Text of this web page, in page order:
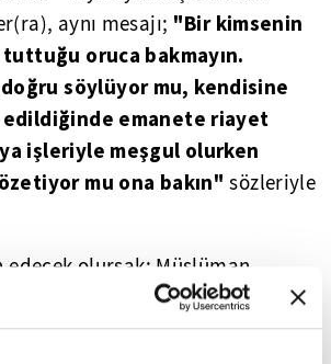
aynı mesajı; "Bir kimsenin
tuttuğu oruca bakmayın.
söylüyor mu, kendisine
emanete riayet
işleriyle meşgul olurken
mu ona bakın"sözleriyle
edecek olursak; Müslüman
insanların ve toplumların büyük
bulandırılmış bir din